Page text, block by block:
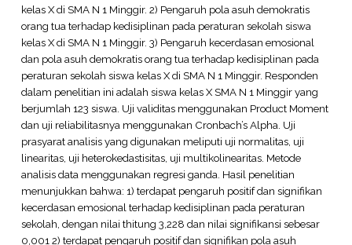
kelas X di SMA N 1 Minggir. 2) Pengaruh pola asuh demokratis
orang tua terhadap kedisiplinan pada peraturan sekolah siswa
kelas X di SMA N 1 Minggir. 3) Pengaruh kecerdasan emosional
dan pola asuh demokratis orang tua terhadap kedisiplinan pada
peraturan sekolah siswa kelas X di SMA N 1 Minggir. Responden
dalam penelitian ini adalah siswa kelas X SMA N 1 Minggir yang
berjumlah 123 siswa. Uji validitas menggunakan Product Moment
dan uji reliabilitasnya menggunakan Cronbach’s Alpha. Uji
prasyarat analisis yang digunakan meliputi uji normalitas, uji
linearitas, uji heterokedastisitas, uji multikolinearitas. Metode
analisis data menggunakan regresi ganda. Hasil penelitian
menunjukkan bahwa: 1) terdapat pengaruh positif dan signifikan
kecerdasan emosional terhadap kedisiplinan pada peraturan
sekolah, dengan nilai thitung 3,228 dan nilai signifikansi sebesar
0,001 2) terdapat pengaruh positif dan signifikan pola asuh